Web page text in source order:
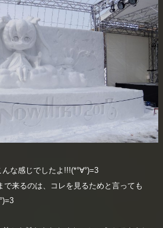
な感じでしたよ!!!(*°∀°)=3
で来るのは、コレを見るためと言っても